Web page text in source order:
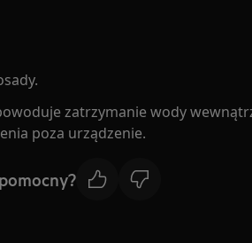
zatrzymanie wody
poza urządzenie.